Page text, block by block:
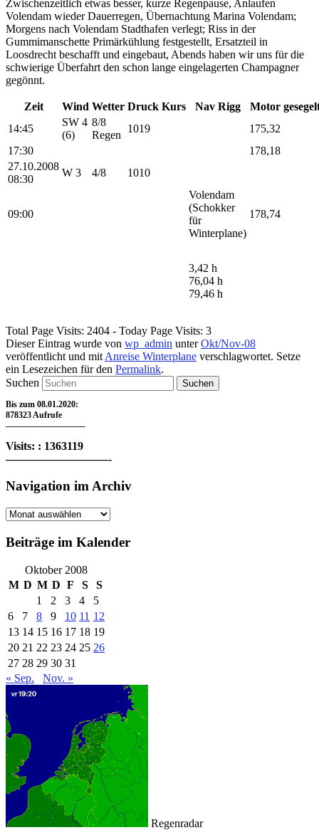
Zwischenzeitlich etwas besser, kurze Regenpause, Anlaufen
Volendam wieder Dauerregen, Übernachtung Marina Volendam;
Morgens nach Volendam Stadthafen verlegt; Riss in der
Gummimanschette Primärkühlung festgestellt, Ersatzteil in
Loosdrecht beschafft und eingebaut, Abends haben wir uns für die
schwierige Überfahrt den schon lange eingelagerten Champagner
gegönnt.
Zeit Wind Wetter Druck Kurs Nav Rigg Motor
14:45
SW 4
(6)
8/8
Regen
1019
175,32
17:30
178,18
27.10.2008
08:30
W 3 4/8 1010
09:00
Volendam
(Schokker
für
Winterplane)
178,74
3,42 h
76,04 h
79,46 h
Total Page Visits: 2404 - Today Page Visits: 3
Dieser Eintrag wurde von wp_admin unterOkt/Nov-08
veröffentlicht und mit Anreise Winterplane verschlagwortet. Setze
ein Lesezeichen für den Permalink.
Suchen
Bis zum 08.01.2020:
878323 Aufrufe
—————————-
Visits: : 1363119
—————————-
Navigation im Archiv
Navigation
Archiv
Beiträge im Kalender
Oktober 2008
M D M D F S
S
1
2 3 4
5
6
7 8 9 10 11 12
13 14 15 16 17 18 19
20 21 22 23 24 25 26
27 28 29 30 31
« Sep.
Nov. »
Regenradar